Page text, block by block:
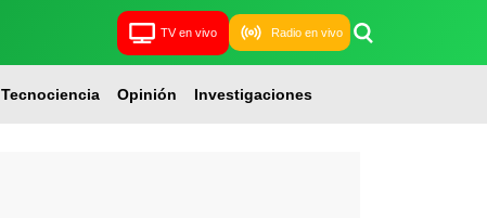
TV en vivo Radio en vivo
Tecnociencia Opinión Investigaciones